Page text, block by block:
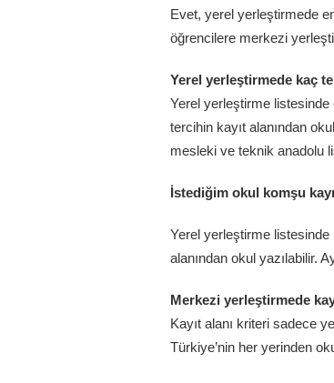
Evet, yerel yerleştirmede
öğrencilere merkezi
Yerel yerleştirmede kaç
Yerel yerleştirme listesinde
tercihin kayıt alanından
mesleki ve teknik anadolu
İstediğim okul komşu
Yerel yerleştirme listesinde
alanından okul yazılabilir.
Merkezi yerleştirmede
Kayıt alanı kriteri sadece
Türkiye’nin her yerinden